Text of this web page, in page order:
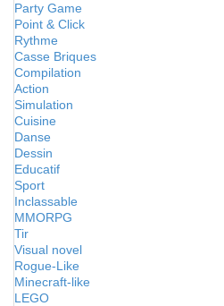
Party Game
Point & Click
Rythme
Casse Briques
Compilation
Action
Simulation
Cuisine
Danse
Dessin
Educatif
Sport
Inclassable
MMORPG
Tir
Visual novel
Rogue-Like
Minecraft-like
LEGO